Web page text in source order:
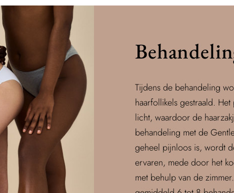
Tijdens de behandeling
haarfollikels gestraald.
licht, waardoor de
behandeling met de
geheel pijnloos is, wordt
ervaren, mede door het
met behulp van de